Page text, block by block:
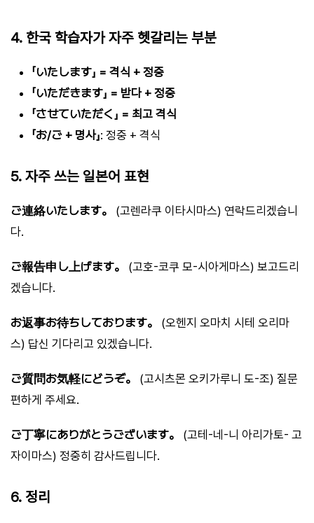
4. 한국 학습자가 자주 헷갈리는 부분
「いたします」 = 격식 + 정중
「いただきます」 = 받다 + 정중
「させていただく」 = 최고 격식
「お/ご + 명사」: 정중 + 격식
5. 자주 쓰는 일본어 표현
ご連絡いたします。
(고렌라쿠 이타시마스) 연락드리겠습니
다.
ご報告申し上げます。
(고호-코쿠 모-시아게마스) 보고드리
겠습니다.
お返事お待ちしております。
(오헨지 오마치 시테 오리마
스) 답신 기다리고 있겠습니다.
ご質問お気軽にどうぞ。
(고시츠몬 오키가루니 도-조) 질문
편하게 주세요.
ご丁寧にありがとうございます。
(고테-네-니 아리가토- 고
자이마스) 정중히 감사드립니다.
6. 정리